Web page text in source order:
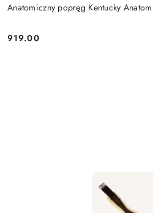
Anatomiczny popręg Kentucky
Cena:
919.00